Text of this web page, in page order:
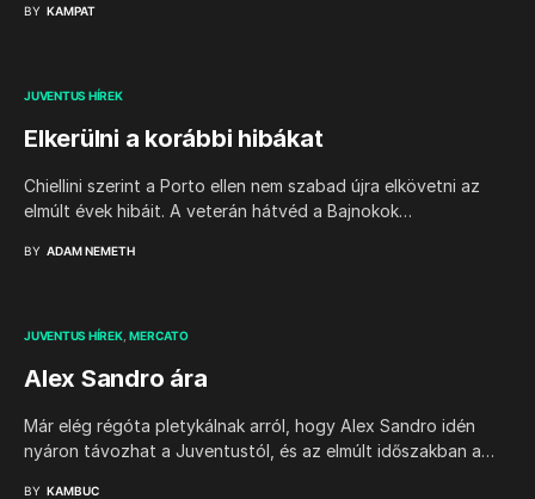
BY KAMPAT
JUVENTUS HÍREK
Elkerülni a korábbi hibákat
Chiellini szerint a Porto ellen nem szabad újra elkövetni az
elmúlt évek hibáit. A veterán hátvéd a Bajnokok…
BY ADAM NEMETH
JUVENTUS HÍREK MERCATO
Alex Sandro ára
Már elég régóta pletykálnak arról, hogy Alex Sandro idén
nyáron távozhat a Juventustól, és az elmúlt időszakban a…
BY KAMBUC